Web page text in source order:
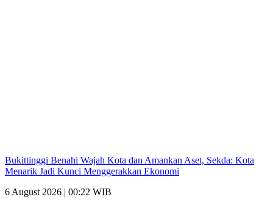
Bukittinggi Benahi Wajah Kota dan Amankan Aset, Sekda: Kota
Menarik Jadi Kunci Menggerakkan Ekonomi
6 August 2026 | 00:22 WIB